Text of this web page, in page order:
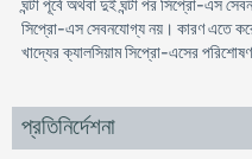
ঘন্টা পূর্বে অথবা দুই ঘন্টা পর সিপ্রো-এস
সিপ্রো-এস সেবনযোগ্য নয়। কারণ এতে
খাদ্যের ক্যালসিয়াম সিপ্রো-এসের
প্রতিনির্দেশনা